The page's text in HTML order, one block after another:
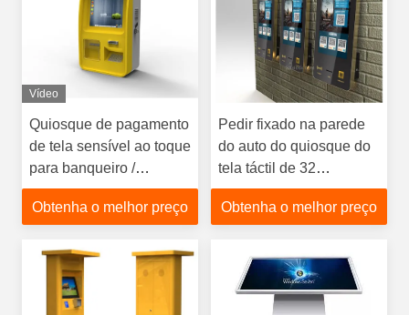
Vídeo
Quiosque de pagamento
de tela sensível ao toque
para banqueiro /
shopping
Obtenha o melhor preço
Pedir fixado na parede
do auto do quiosque do
tela táctil de 32
polegadas interno para o
serviço rápido
Obtenha o melhor preço